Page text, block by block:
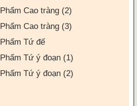
Phẩm Cao tràng (2)
Phẩm Cao tràng (3)
Phẩm Tứ đế
Phẩm Tứ ý đoạn (1)
Phẩm Tứ ý đoạn (2)